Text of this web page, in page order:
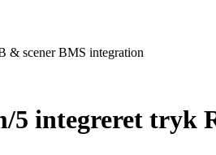
& scener BMS integration
5 integreret tryk